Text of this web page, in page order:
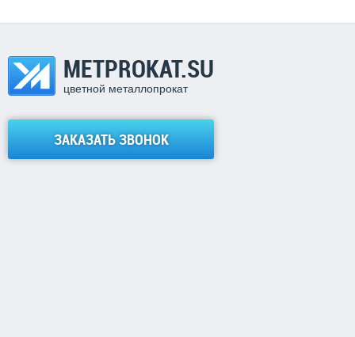
METPROKAT.SU
цветной металлопрокат
ЗАКАЗАТЬ ЗВОНОК